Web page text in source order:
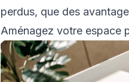
perdus, que des
Aménagez votre espace